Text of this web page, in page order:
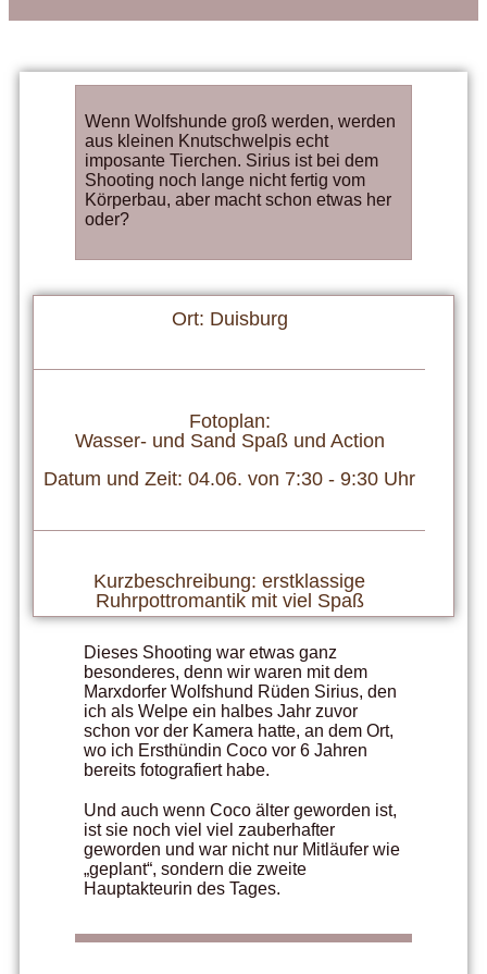
Wenn Wolfshunde groß werden, werden
aus kleinen Knutschwelpis echt
imposante Tierchen. Sirius ist bei dem
Shooting noch lange nicht fertig vom
Körperbau, aber macht schon etwas her
oder?
Ort: Duisburg
Fotoplan:
Wasser- und Sand Spaß und Action
Datum und Zeit: 04.06. von 7:30 - 9:30 Uhr
Kurzbeschreibung: erstklassige
Ruhrpottromantik mit viel Spaß
Dieses Shooting war etwas ganz
besonderes, denn wir waren mit dem
Marxdorfer Wolfshund Rüden Sirius, den
ich als Welpe ein halbes Jahr zuvor
schon vor der Kamera hatte, an dem Ort,
wo ich Ersthündin Coco vor 6 Jahren
bereits fotografiert habe.
Und auch wenn Coco älter geworden ist,
ist sie noch viel viel zauberhafter
geworden und war nicht nur Mitläufer wie
„geplant“, sondern die zweite
Hauptakteurin des Tages.